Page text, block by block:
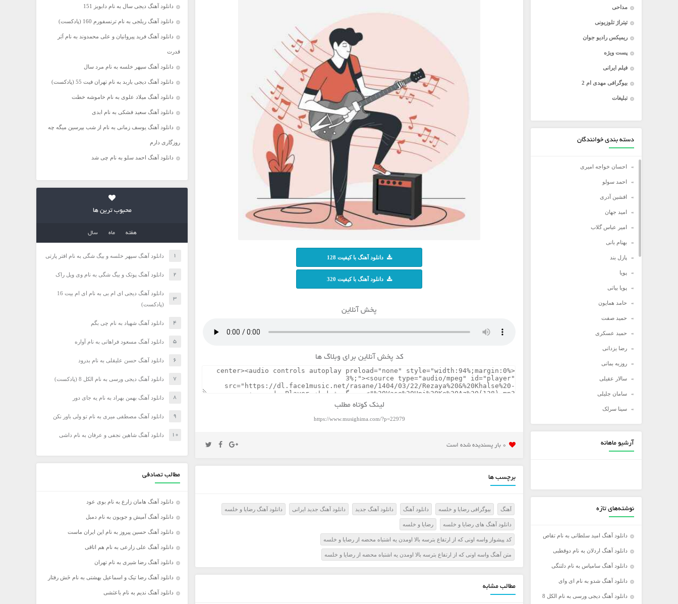
مداحی
تیتراژ تلوزیونی
ریمیکس رادیو جوان
پست ویژه
فیلم ایرانی
بیوگرافی مهدی ام 2
تبلیغات
دسته بندی خوانندگان
احسان خواجه امیری
احمد سولو
افشین آدری
امید جهان
امیر عباس گلاب
بهنام بانی
پازل بند
پویا
پویا بیاتی
حامد همایون
حمید صفت
حمید عسکری
رضا یزدانی
روزبه بمانی
سالار عقیلی
سامان جلیلی
سینا سرلک
شادمهر عقیلی
آرشیو ماهانه
نوشته‌های تازه
دانلود آهنگ امید سلطانی به نام تقاص
دانلود آهنگ اردلان به نام دوقطبی
دانلود آهنگ سامیاس به نام دلتنگی
دانلود آهنگ شدو به نام ای وای
دانلود آهنگ دیجی ورسی به نام الکل 8
دانلود آهنگ با کیفیت 128
دانلود آهنگ با کیفیت 320
پخش آنلاین
کد پخش آنلاین برای وبلاگ ها
لینک کوتاه مطلب
https://www.musighima.com/?p=22979
0 بار پسنديده شده است
برچسب ها
آهنگ بیوگرافی رضایا و خلسه دانلود آهنگ دانلود آهنگ جدید دانلود آهنگ جدید ایرانی دانلود آهنگ رضایا و خلسه
دانلود آهنگ های رضایا و خلسه رضایا و خلسه
کد پیشواز واسه اونی که از ارتفاع بترسه بالا اومدن یه اشتباه محضه از رضایا و خلسه
متن آهنگ واسه اونی که از ارتفاع بترسه بالا اومدن یه اشتباه محضه از رضایا و خلسه
مطالب مشابه
دانلود آهنگ دیجی سال به نام دابویز 151
دانلود آهنگ ریلجی به نام ترنسفورم 160 (پادکست)
دانلود آهنگ فرید پیروانیان و علی محمدوند به نام اَبَر
قدرت
دانلود آهنگ سپهر خلسه به نام مرد سال
دانلود آهنگ دیجی باربد به نام تهران فیت 55 (پادکست)
دانلود آهنگ میلاد علوی به نام خاموشه خطت
دانلود آهنگ سعید فشکی به نام ابدی
دانلود آهنگ یوسف زمانی به نام از شب بپرسین میگه چه
روزگاری دارم
دانلود آهنگ احمد سلو به نام چی شد
محبوب ترین ها
هفته ماه سال
دانلود آهنگ سپهر خلسه و بیگ شگی به نام افتر پارتی
دانلود آهنگ پوتک و بیگ شگی به نام وی ویل راک
دانلود آهنگ دیجی ای ام بی به نام ای ام بیت 16
(پادکست)
دانلود آهنگ شهیاد به نام چی بگم
دانلود آهنگ مسعود فراهانی به نام آواره
دانلود آهنگ حسن علیقلی به نام بدرود
دانلود آهنگ دیجی ورسی به نام الکل 8 (پادکست)
دانلود آهنگ بهمن بهراد به نام یه جای دور
دانلود آهنگ مصطفی میری به نام تو ولی باور نکن
دانلود آهنگ شاهین نجفی و عرفان به نام داشی
مطالب تصادفی
دانلود آهنگ هامان زارع به نام بوی عود
دانلود آهنگ آمیش و جویون به نام دمبل
دانلود آهنگ حسین پیروز به نام این ایران ماست
دانلود آهنگ علی زارعی به نام هم اتاقی
دانلود آهنگ رضا شیری به نام تهران
دانلود آهنگ رضا تیک و اسماعیل بهشتی به نام خَش رفتار
دانلود آهنگ ندیم به نام باعثشی